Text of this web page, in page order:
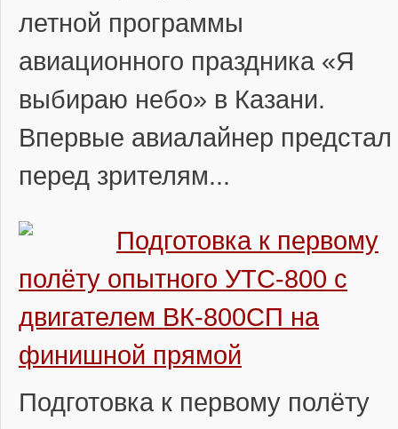
летной программы
авиационного праздника «Я
выбираю небо» в Казани.
Впервые авиалайнер предстал
перед зрителям...
Подготовка к первому
полёту опытного УТС-800 с
двигателем ВК-800СП на
финишной прямой
Подготовка к первому полёту